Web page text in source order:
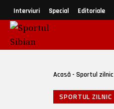
Interviuri Special Editoriale
Acasă - Sportul zilnic
SPORTUL ZILNIC